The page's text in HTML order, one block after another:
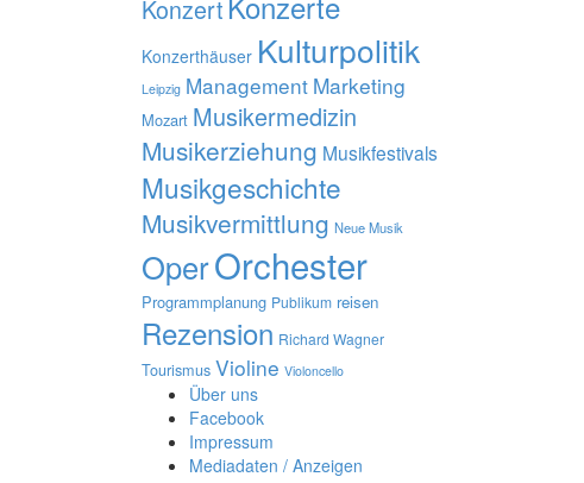
Konzert
Konzerthäuser Kulturpolitik
Leipzig Management Marketing
Mozart Musikermedizin
Musikerziehung Musikfestivals
Musikgeschichte
Musikvermittlung Neue Musik
OperOrchester
Programmplanung Publikum reisen
Rezension Richard Wagner
Tourismus Violine Violoncello
Über uns
Facebook
Impressum
Mediadaten / Anzeigen